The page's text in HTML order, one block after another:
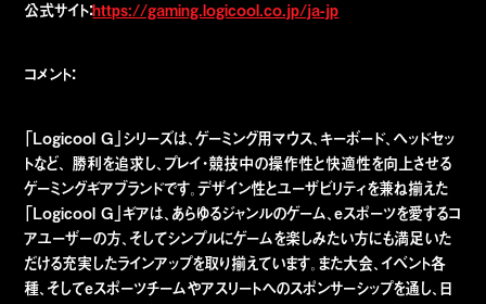
公式サイト：https://gaming.logicool.co.jp/ja-jp
コメント：
「Logicool G」シリーズは、ゲーミング用マウス、キーボード、ヘッドセッ
トなど、 勝利を追求し、プレイ・競技中の操作性と快適性を向上させる
ゲーミングギアブランドです。デザイン性とユーザビリティを兼ね揃えた
「Logicool G」ギアは、あらゆるジャンルのゲーム、eスポーツを愛するコ
アユーザーの方、そしてシンプルにゲームを楽しみたい方にも満足いた
だける充実したラインアップを取り揃えています。また大会、イベント各
種、そしてeスポーツチームやアスリートへのスポンサーシップを通し、日